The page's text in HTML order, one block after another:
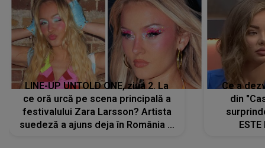
LINE-UP UNTOLD ONE, ziua 2. La
ce oră urcă pe scena principală a
festivalului Zara Larsson? Artista
suedeză a ajuns deja în România și
Ce a
din